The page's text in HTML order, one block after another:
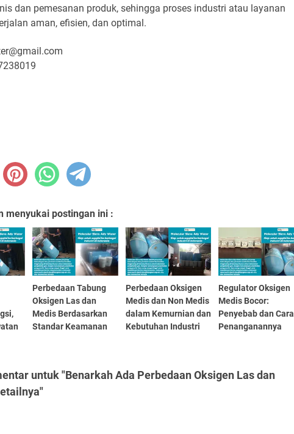
dan pemesanan produk, sehingga proses industri atau layanan
aman, efisien, dan optimal.
menyukai postingan ini :
Perbedaan Tabung
Oksigen Las dan
Medis Berdasarkan
Standar Keamanan
Perbedaan Oksigen
Medis dan Non Medis
dalam Kemurnian dan
Kebutuhan Industri
Regulator Oksigen
Medis Bocor:
Penyebab dan Cara
Penanganannya
untuk "Benarkah Ada Perbedaan Oksigen Las dan